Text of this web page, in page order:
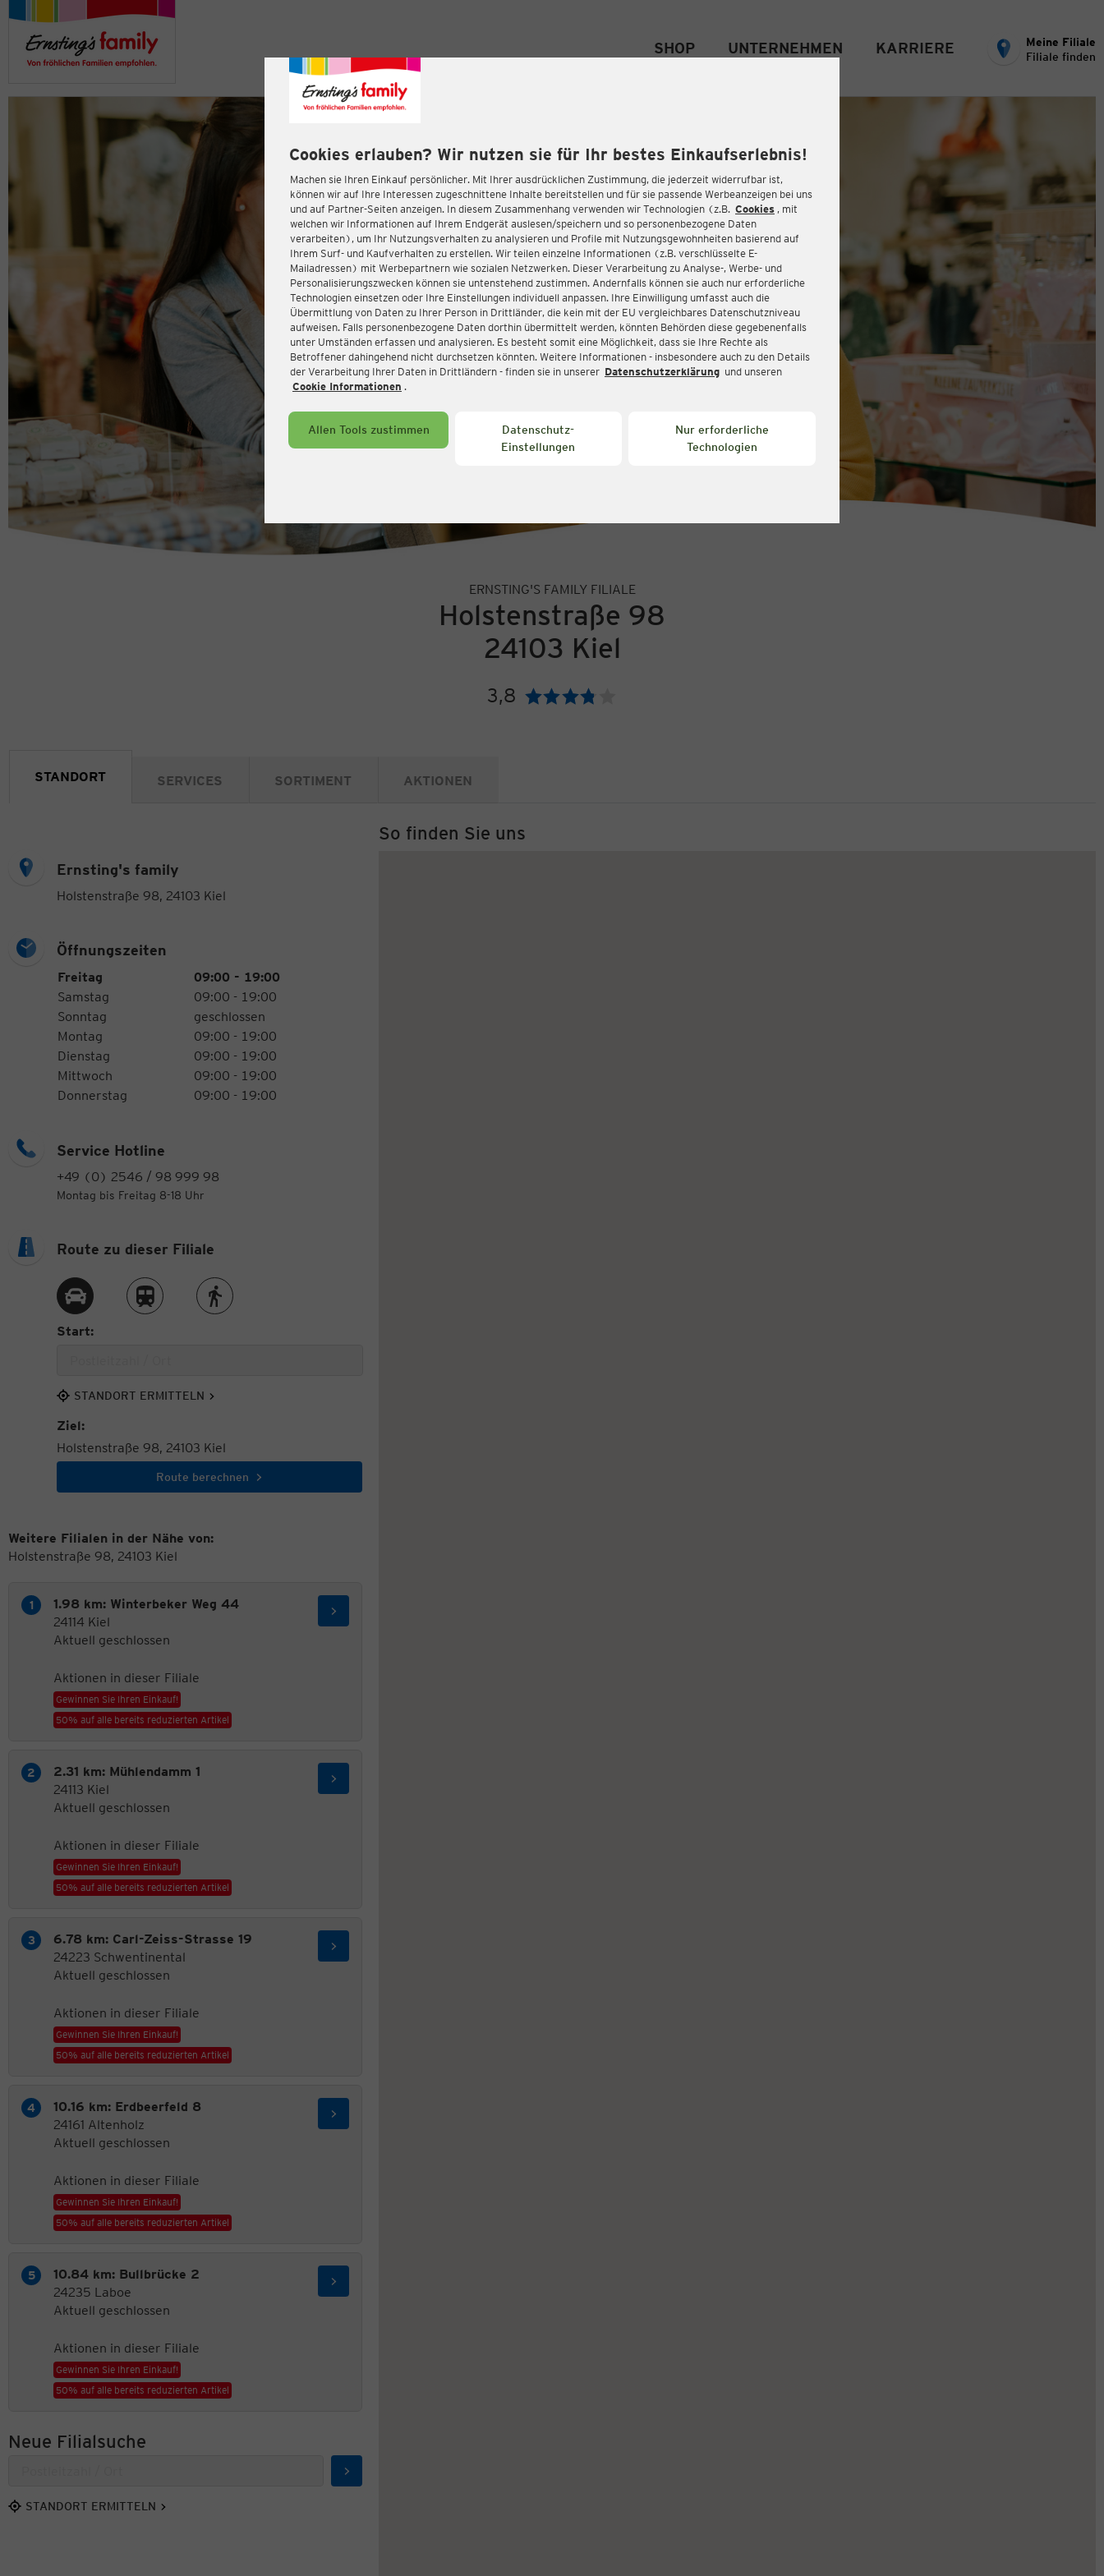
Cookies erlauben? Wir nutzen sie für Ihr bestes Einkaufserlebnis!
Machen sie Ihren Einkauf persönlicher. Mit Ihrer ausdrücklichen Zustimmung, die jederzeit widerrufbar ist,
können wir auf Ihre Interessen zugeschnittene Inhalte bereitstellen und für sie passende Werbeanzeigen bei uns
und auf Partner-Seiten anzeigen. In diesem Zusammenhang verwenden wir Technologien (z.B. Cookies , mit
welchen wir Informationen auf Ihrem Endgerät auslesen/speichern und so personenbezogene Daten
verarbeiten), um Ihr Nutzungsverhalten zu analysieren und Profile mit Nutzungsgewohnheiten basierend auf
Ihrem Surf- und Kaufverhalten zu erstellen. Wir teilen einzelne Informationen (z.B. verschlüsselte E-
Mailadressen) mit Werbepartnern wie sozialen Netzwerken. Dieser Verarbeitung zu Analyse-, Werbe- und
Personalisierungszwecken können sie untenstehend zustimmen. Andernfalls können sie auch nur erforderliche
Technologien einsetzen oder Ihre Einstellungen individuell anpassen. Ihre Einwilligung umfasst auch die
Übermittlung von Daten zu Ihrer Person in Drittländer, die kein mit der EU vergleichbares Datenschutzniveau
aufweisen. Falls personenbezogene Daten dorthin übermittelt werden, könnten Behörden diese gegebenenfalls
unter Umständen erfassen und analysieren. Es besteht somit eine Möglichkeit, dass sie Ihre Rechte als
Betroffener dahingehend nicht durchsetzen könnten. Weitere Informationen - insbesondere auch zu den Details
der Verarbeitung Ihrer Daten in Drittländern - finden sie in unserer Datenschutzerklärung und unseren
Cookie Informationen .
Allen Tools zustimmen
Datenschutz-
Einstellungen
Nur erforderliche
Technologien
SHOP UNTERNEHMEN KARRIERE
Meine Filiale
Filiale finden
ERNSTING'S FAMILY FILIALE
Holstenstraße 98
24103 Kiel
3,8 Bewertung:
STANDORT SERVICES SORTIMENT AKTIONEN
Ernsting's family
Holstenstraße 98, 24103 Kiel
Öffnungszeiten
Öffnungszeiten
Wochentag
Freitag
09:00 - 19:00
Samstag
09:00 - 19:00
Sonntag
geschlossen
Montag
09:00 - 19:00
Dienstag
09:00 - 19:00
Mittwoch
09:00 - 19:00
Donnerstag
09:00 - 19:00
Service Hotline
+49 (0) 2546 / 98 999 98
Montag bis Freitag 8-18 Uhr
So finden Sie uns
Route zu dieser Filiale
Route per AutoRoute per ZugRoute zu Fuß
Start:
STANDORT ERMITTELN
Ziel:
Holstenstraße 98, 24103 Kiel
Route berechnen
Weitere Filialen in der Nähe von:
Holstenstraße 98, 24103 Kiel
1.98 km: Winterbeker Weg 44
24114 Kiel
Aktuell geschlossen
Aktionen in dieser Filiale
Gewinnen Sie Ihren Einkauf!
50% auf alle bereits reduzierten Artikel
2.31 km: Mühlendamm 1
24113 Kiel
Aktuell geschlossen
Aktionen in dieser Filiale
Gewinnen Sie Ihren Einkauf!
50% auf alle bereits reduzierten Artikel
6.78 km: Carl-Zeiss-Strasse 19
24223 Schwentinental
Aktuell geschlossen
Aktionen in dieser Filiale
Gewinnen Sie Ihren Einkauf!
50% auf alle bereits reduzierten Artikel
10.16 km: Erdbeerfeld 8
24161 Altenholz
Aktuell geschlossen
Aktionen in dieser Filiale
Gewinnen Sie Ihren Einkauf!
50% auf alle bereits reduzierten Artikel
10.84 km: Bullbrücke 2
24235 Laboe
Aktuell geschlossen
Aktionen in dieser Filiale
Gewinnen Sie Ihren Einkauf!
50% auf alle bereits reduzierten Artikel
Neue Filialsuche
Suchen
STANDORT ERMITTELN